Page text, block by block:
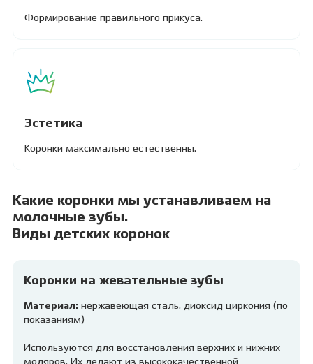
Формирование правильного прикуса.
Эстетика
Коронки максимально естественны.
Какие коронки мы устанавливаем на
молочные зубы.
Виды детских коронок
Коронки на жевательные зубы
Материал: нержавеющая сталь, диоксид циркония (по
показаниям)
Используются для восстановления верхних и нижних
моляров. Их делают из высококачественной